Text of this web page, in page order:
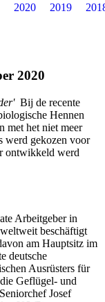
2020 2019
2020
Bij de recente
Hennen
met het niet meer
werd gekozen voor
ontwikkeld werd
Arbeitgeber in
beschäftigt
am Hauptsitz im
deutsche
Ausrüsters für
Geflügel- und
Josef